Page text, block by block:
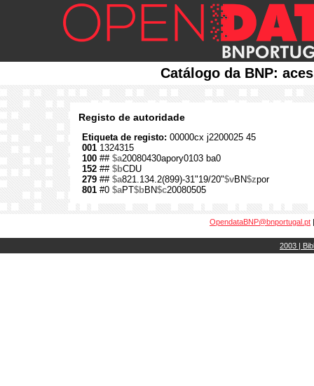
Catálogo da BNP:
Registo de autoridade
Etiqueta de registo: 00000cx j2200025 45
001 1324315
100 ## $a20080430apory0103 ba0
152 ## $bCDU
279 ## $a821.134.2(899)-31"19/20"$vBN$zpor
801 #0 $aPT$bBN$c20080505
OpendataBNP@bnportugal.pt
2003 |